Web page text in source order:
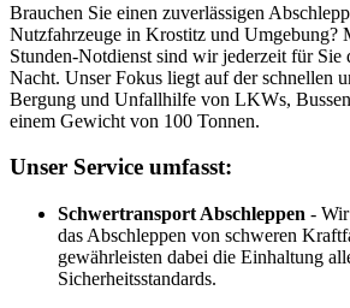
Brauchen Sie einen zuverlässigen
Nutzfahrzeuge in Krostitz und Umgebung?
Stunden-Notdienst sind wir jederzeit für Sie
Nacht. Unser Fokus liegt auf der schnellen
Bergung und Unfallhilfe von LKWs,
einem Gewicht von 100 Tonnen.
Unser Service umfasst:
Schwertransport Abschleppen -
das Abschleppen von schweren
gewährleisten dabei die Einhaltung
Sicherheitsstandards.